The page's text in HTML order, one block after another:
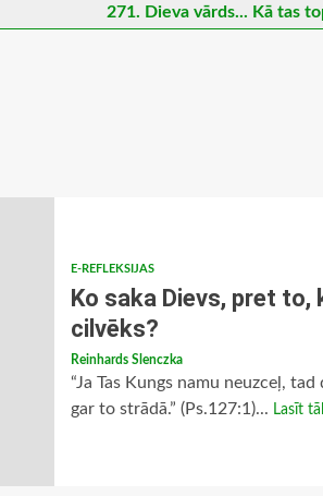
271. Dieva vārds... Kā tas
E-REFLEKSIJAS
Ko saka Dievs, pret to,
cilvēks?
Reinhards Slenczka
“Ja Tas Kungs namu neuzceļ,
gar to strādā.” (Ps.127:1)... Lasīt